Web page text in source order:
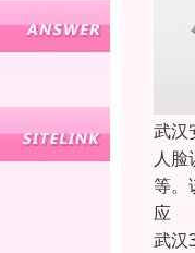
武汉
人
等。
应
武汉